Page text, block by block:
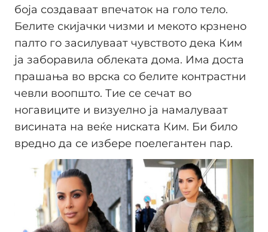
боја создаваат впечаток на голо тело.
Белите скијачки чизми и мекото крзнено
палто го засилуваат чувството дека Ким
ја заборавила облеката дома. Има доста
прашања во врска со белите контрастни
чевли воопшто. Тие се сечат во
ногавиците и визуелно ја намалуваат
висината на веќе ниската Ким. Би било
вредно да се избере поелегантен пар.